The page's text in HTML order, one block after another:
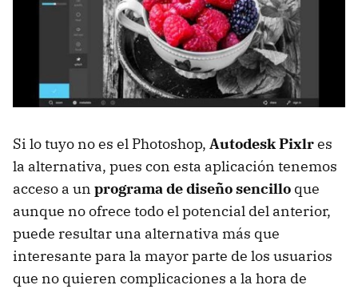
Si lo tuyo no es el Photoshop, Autodesk Pixlres
la alternativa, pues con esta aplicación tenemos
acceso a un programa de diseño sencillo que
aunque no ofrece todo el potencial del anterior,
puede resultar una alternativa más que
interesante para la mayor parte de los usuarios
que no quieren complicaciones a la hora de